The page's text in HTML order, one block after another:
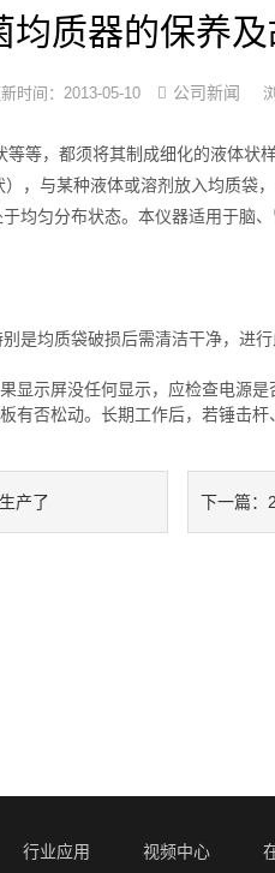
均质器的保养
时间：2013-05-10 公司新闻
等，都须将其制成细化的液体状
，与某种液体或溶剂放入均质袋
均匀分布状态。本仪器适用于脑
是均质袋破损后需清洁干净，进行
显示屏没任何显示，应检查电源是
有否松动。长期工作后，若锤击
产了 下一篇：
行业应用 视频中心